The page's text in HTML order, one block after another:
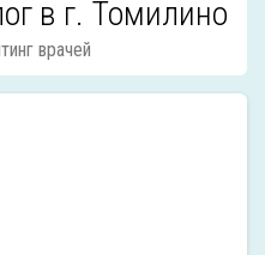
в г. Томилино
врачей